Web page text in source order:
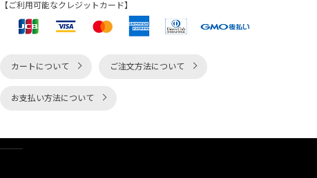
【ご利用可能なクレジットカード】
カートについて ご注文方法について
お支払い方法について